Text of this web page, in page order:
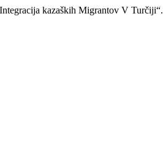
kazaških Migrantov V Turčiji“.